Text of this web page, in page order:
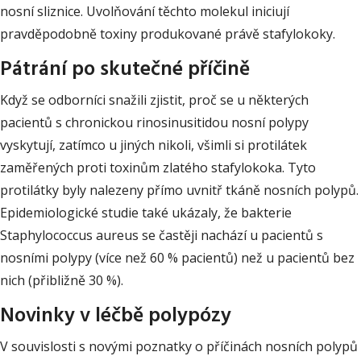
nosní sliznice. Uvolňování těchto molekul iniciují
pravděpodobně toxiny produkované právě stafylokoky.
Pátrání po skutečné příčině
Když se odborníci snažili zjistit, proč se u některých
pacientů s chronickou rinosinusitidou nosní polypy
vyskytují, zatímco u jiných nikoli, všimli si protilátek
zaměřených proti toxinům zlatého stafylokoka. Tyto
protilátky byly nalezeny přímo uvnitř tkáně nosních polypů.
Epidemiologické studie také ukázaly, že bakterie
Staphylococcus aureus se častěji nachází u pacientů s
nosními polypy (více než 60 % pacientů) než u pacientů bez
nich (přibližně 30 %).
Novinky v léčbě polypózy
V souvislosti s novými poznatky o příčinách nosních polypů